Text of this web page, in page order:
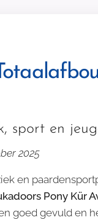
sport en
2025
en
Pony Kür
goed gevuld en